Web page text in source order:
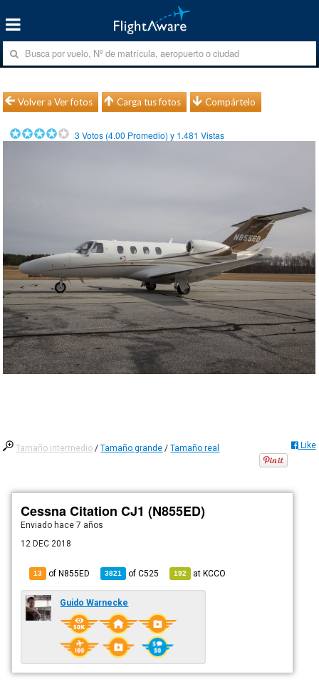
Volver a Ver fotos Carga tus fotos Compártelo
3 Votos (4.00 Promedio) y 1.481 Vistas
Tamaño intermedio /Tamaño grande /Tamaño real Like
Cessna Citation CJ1 (N855ED)
Enviado hace 7 años
12 DEC 2018
13 of N855ED 3821 ofC525 192 atKCCO
Guido Warnecke